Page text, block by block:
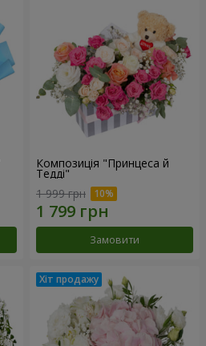
Композиція "Принцеса й
Тедді"
1 999 грн
Замовити